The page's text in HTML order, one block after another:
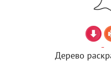
Дерево